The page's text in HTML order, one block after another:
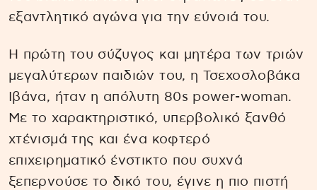
εξαντλητικό αγώνα για την εύνοιά του.
Η πρώτη του σύζυγος και μητέρα των τριών
μεγαλύτερων παιδιών του, η Τσεχοσλοβάκα
Ιβάνα, ήταν η απόλυτη 80s power-woman.
Με το χαρακτηριστικό, υπερβολικό ξανθό
χτένισμά της και ένα κοφτερό
επιχειρηματικό ένστικτο που συχνά
ξεπερνούσε το δικό του, έγινε η πιο πιστή